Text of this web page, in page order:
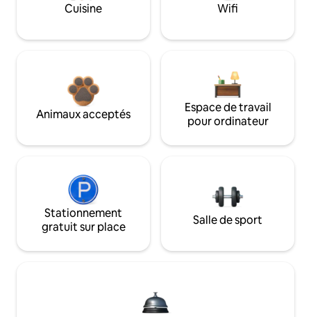
Cuisine Wifi
Animaux acceptés
Espace de travail
pour ordinateur
Stationnement
gratuit sur place
Salle de sport